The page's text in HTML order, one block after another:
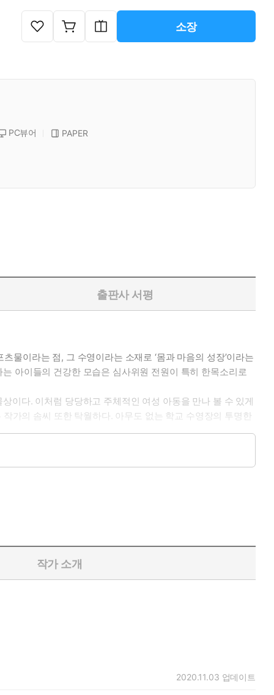
소장
PC뷰어 PAPER
출판사 서평
물이라는 점, 그 수영이라는 소재로 ‘몸과 마음의 성장’이라는
아이들의 건강한 모습은 심사위원 전원이 특히 한목소리로
이다. 이처럼 당당하고 주체적인 여성 아동을 만나 볼 수 있게
가의 솜씨 또한 탁월하다. 아무도 없는 학교 수영장의 투명한
작가 소개
2020.11.03 업데이트